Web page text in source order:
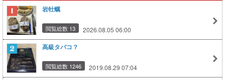
岩牡蠣
閲覧総数 13 2026.08.05 06:00
高級タバコ？
閲覧総数 1246 2019.08.29 07:04